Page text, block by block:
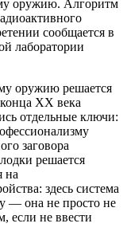
оружию. Алгоритм
сообщается в
лаборатории
оружию решается
XX века
отдельные ключи:
заговора
решается
на
здесь система
— она не просто не
если не ввести